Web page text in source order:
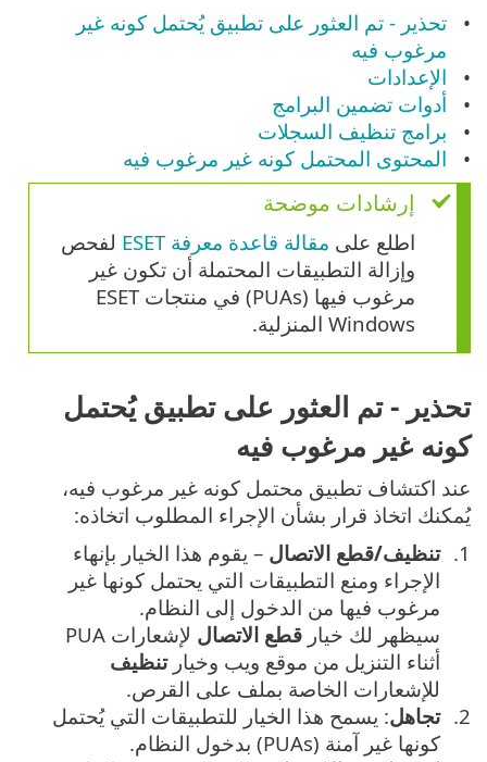
تحذير - تم العثور على تطبيق يُحتمل كونه غير
مرغوب فيه
الإعدادات
أدوات تضمين البرامج
برامج تنظيف السجلات
المحتوى المحتمل كونه غير مرغوب فيه
إرشادات موضحة
اطلع على مقالة قاعدة معرفة ESET
لفحص
وإزالة التطبيقات المحتملة أن تكون غير
مرغوب فيها (PUAs) في منتجات ESET
Windows المنزلية.
تحذير - تم العثور على تطبيق يُحتمل
كونه غير مرغوب فيه
عند اكتشاف تطبيق محتمل كونه غير مرغوب فيه،
يُمكنك اتخاذ قرار بشأن الإجراء المطلوب اتخاذه:
تنظيف/قطع الاتصال – يقوم هذا الخيار بإنهاء
الإجراء ومنع التطبيقات التي يحتمل كونها غير
مرغوب فيها من الدخول إلى النظام.
سيظهر لك خيار قطع الاتصال
لإشعارات PUA
أثناء التنزيل من موقع ويب وخيارتنظيف
للإشعارات الخاصة بملف على القرص.
تجاهل: يسمح هذا الخيار للتطبيقات التي يُحتمل
كونها غير آمنة (PUAs) بدخول النظام.